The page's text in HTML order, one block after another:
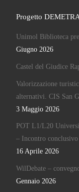
Progetto
Unimol Biblioteca
Giugno 2026
Castel del Giudice
Valorizzazione
alternativi. CIS San
3 Maggio 2026
POT L1/L20
– Incontro
16 Aprile 2026
WilDebate –
Gennaio 2026